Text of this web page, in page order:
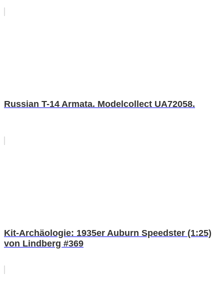
Russian T-14 Armata. Modelcollect UA72058.
Kit-Archäologie: 1935er Auburn Speedster (1:25)
von Lindberg #369